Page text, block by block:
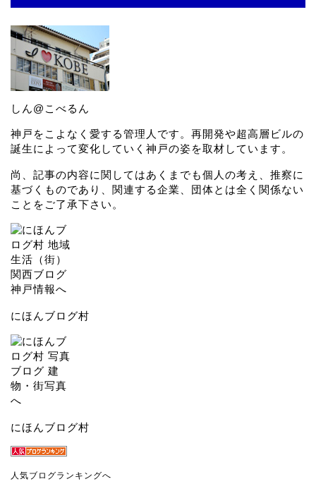
しん@こべるん
神戸をこよなく愛する管理人です。再開発や超高層ビルの
誕生によって変化していく神戸の姿を取材しています。
尚、記事の内容に関してはあくまでも個人の考え、推察に
基づくものであり、関連する企業、団体とは全く関係ない
ことをご了承下さい。
にほんブログ村
にほんブログ村
人気ブログランキングへ